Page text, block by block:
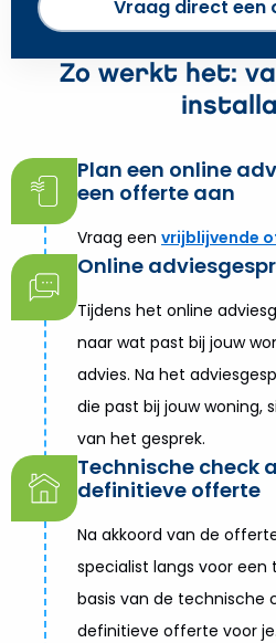
Vraag direct een
Zo werkt het:
Plan een online
een offerte aan
Vraag een vrijblijvende
Online
Tijdens het online
naar wat past bij jouw
advies. Na het
die past bij jouw woning,
van het gesprek.
Technische check
definitieve offerte
Na akkoord van de
specialist langs voor
basis van de technische
definitieve offerte voor je.